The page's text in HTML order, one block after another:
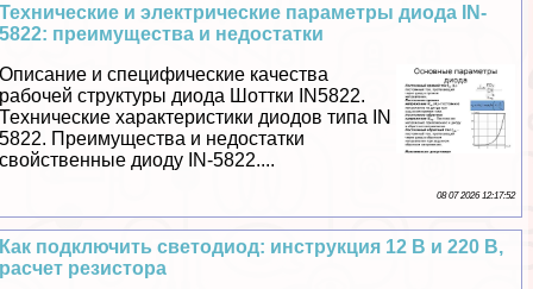
Технические и электрические параметры диода IN-
5822: преимущества и недостатки
Описание и специфические качества
рабочей структуры диода Шоттки IN5822.
Технические хаpaктеристики диодов типа IN
5822. Преимущества и недостатки
свойственные диоду IN-5822....
08 07 2026 12:17:52
Как подключить светодиод: инструкция 12 В и 220 В,
расчет резистора